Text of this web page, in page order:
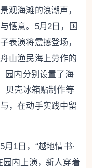
观海滩的浪潮声，
惬意。5月2日，国
表演将震撼登场，
山渔民海上劳作的
园内分别设置了海
贝壳冰箱贴制作等
，在动手实践中留
1日，“越地情书·
内上演，新人穿着